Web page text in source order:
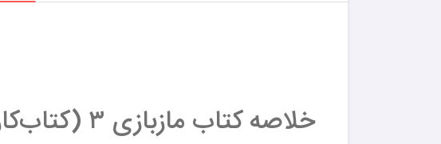
خلاصه‌ کتاب مازبازی ۳ (کتاب‌کار کومن):